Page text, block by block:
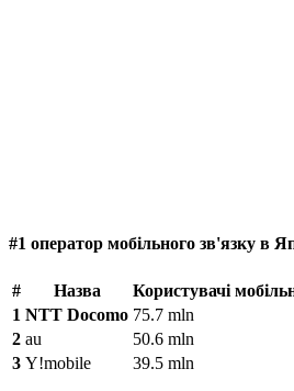
#1 оператор мобільного зв'язку в
# Назва
Користувачі
1 NTT Docomo 75.7 mln
2 au
50.6 mln
3 Y!mobile 39.5 mln